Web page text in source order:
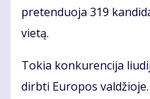
pre­ten­duo­ja 319
vie­tą.
To­kia kon­ku­ren­ci­ja
dirb­ti Eu­ro­pos